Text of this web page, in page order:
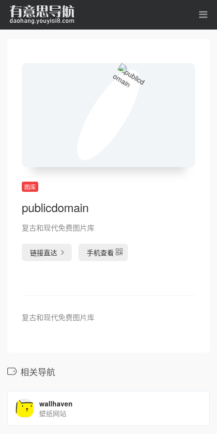
图库
publicdomain
复古和现代免费图片库
链接直达 手机查看
复古和现代免费图片库
相关导航
wallhaven
壁纸网站